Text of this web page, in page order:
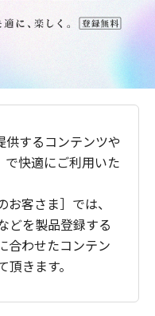
供するコンテンツや
で快適にご利用いた
客さま］では、
どを製品登録する
合わせたコンテン
きます。